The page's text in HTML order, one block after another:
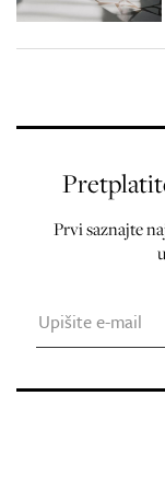
Prvi saznajte